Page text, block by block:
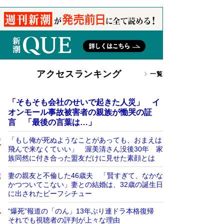
アクセスランキング 一覧
「そもそも会社のせいで起きた人災」 イ
オンモール事故被害者の親族が慟哭の証
言 「最後の言葉は…」
「もし俺が死ぬようなことがあっても、おまえは
飛んで来なくていい」 渥美清さん没後30年 家
族同然に付き合った盟友だけに見せた素顔とは
妻の親友と不倫した46歳夫 「賢すぎて、なかな
かつついてこない」妻との結婚は、32歳の誕生日
に出されたビーフシチュー
“爆死”報道の「のん」13年ぶり連ドラ本格復帰
それでも視聴者の評判が上々な理由